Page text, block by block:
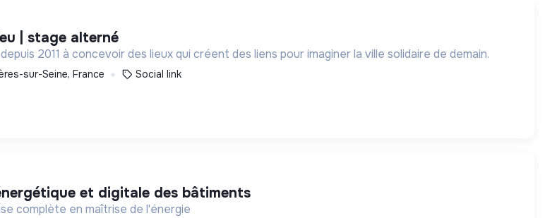
| stage alterné
2011 à concevoir des lieux qui créent des liens pour imaginer la ville solidaire de demain.
sur-Seine, France Social link
et digitale des bâtiments
complète en maîtrise de l'énergie